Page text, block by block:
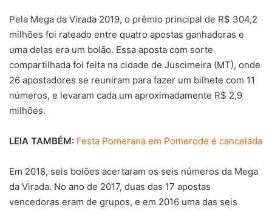
Pela Mega da Virada 2019, o prêmio principal de R$ 304,2
milhões foi rateado entre quatro apostas ganhadoras e
uma delas era um bolão. Essa aposta com sorte
compartilhada foi feita na cidade de Juscimeira (MT), onde
26 apostadores se reuniram para fazer um bilhete com 11
números, e levaram cada um aproximadamente R$ 2,9
milhões.
LEIA TAMBÉM: Festa Pomerana em Pomerode é cancelada
Em 2018, seis bolões acertaram os seis números da Mega
da Virada. No ano de 2017, duas das 17 apostas
vencedoras eram de grupos, e em 2016 uma das seis